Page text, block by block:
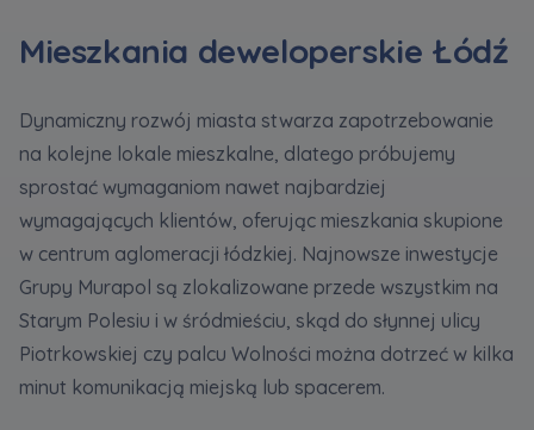
Mieszkania deweloperskie Łódź
Dynamiczny rozwój miasta stwarza zapotrzebowanie
na kolejne lokale mieszkalne, dlatego próbujemy
sprostać wymaganiom nawet najbardziej
wymagających klientów, oferując mieszkania skupione
w centrum aglomeracji łódzkiej. Najnowsze inwestycje
Grupy Murapol są zlokalizowane przede wszystkim na
Starym Polesiu i w śródmieściu, skąd do słynnej ulicy
Piotrkowskiej czy palcu Wolności można dotrzeć w kilka
minut komunikacją miejską lub spacerem.